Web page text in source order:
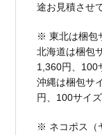
途お見積させ
※ 東北は梱包
北海道は梱包
1,360円、100
沖縄は梱包サ
円、100サイ
※ ネコポス（